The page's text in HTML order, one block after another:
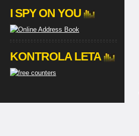
I SPY ON YOU
KONTROLA LETA